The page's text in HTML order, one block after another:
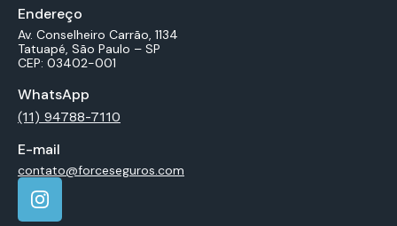
Endereço
Av. Conselheiro Carrão, 1134
Tatuapé, São Paulo – SP
CEP: 03402-001
WhatsApp
(11) 94788-7110
E-mail
contato@forceseguros.com